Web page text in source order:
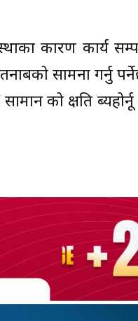
कारण कार्य
सामना गर्नु
को क्षति